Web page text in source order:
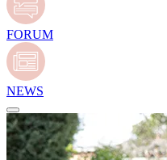
FORUM
NEWS